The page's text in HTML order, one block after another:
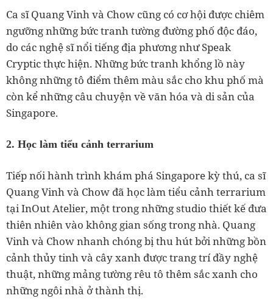
Ca sĩ Quang Vinh và Chow cũng có cơ hội được chiêm
ngưỡng những bức tranh tường đường phố độc đáo,
do các nghệ sĩ nổi tiếng địa phương như Speak
Cryptic thực hiện. Những bức tranh khổng lồ này
không những tô điểm thêm màu sắc cho khu phố mà
còn kể những câu chuyện về văn hóa và di sản của
Singapore.
2. Học làm tiểu cảnh terrarium
Tiếp nối hành trình khám phá Singapore kỳ thú, ca sĩ
Quang Vinh và Chow đã học làm tiểu cảnh terrarium
tại InOut Atelier, một trong những studio thiết kế đưa
thiên nhiên vào không gian sống trong nhà. Quang
Vinh và Chow nhanh chóng bị thu hút bởi những bồn
cảnh thủy tinh và cây xanh được trang trí đầy nghệ
thuật, những mảng tường rêu tô thêm sắc xanh cho
những ngôi nhà ở thành thị.